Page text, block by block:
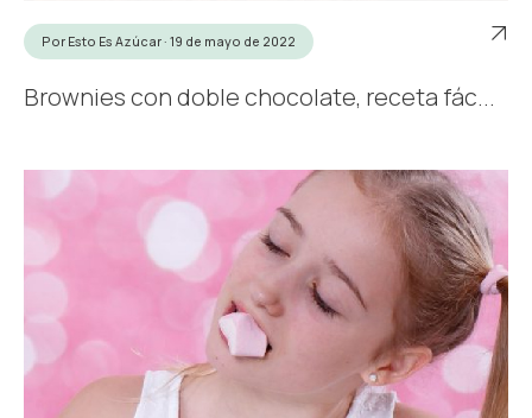
Por Esto Es Azúcar · 19 de mayo de 2022
Brownies con doble chocolate, receta fác...